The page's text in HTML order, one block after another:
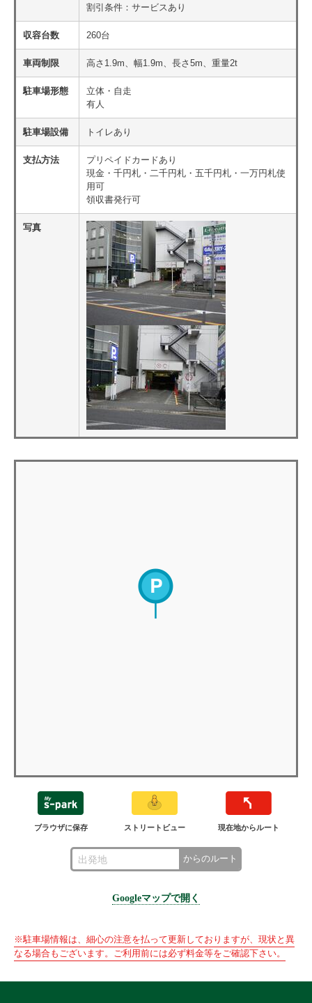
割引条件：サービスあり
収容台数 260台
車両制限 高さ1.9m、幅1.9m、長さ5m、重量2t
駐車場形態
立体・自走
有人
駐車場設備 トイレあり
支払方法
プリペイドカードあり
現金・千円札・二千円札・五千円札・一万円札使
用可
領収書発行可
写真
ブラウザに保存 ストリートビュー 現在地からルート
からのルート
Googleマップで開く
※駐車場情報は、細心の注意を払って更新しておりますが、現状と異
なる場合もございます。ご利用前には必ず料金等をご確認下さい。